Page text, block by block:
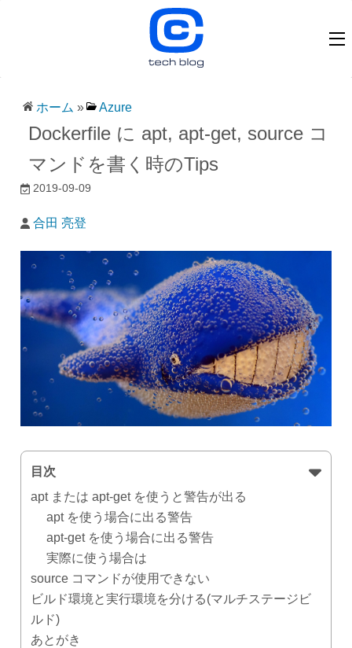
ホーム » Azure
Dockerfile に apt, apt-get, source コ
マンドを書く時のTips
2019-09-09
合田 亮登
目次
apt または apt-get を使うと警告が出る
apt を使う場合に出る警告
apt-get を使う場合に出る警告
実際に使う場合は
source コマンドが使用できない
ビルド環境と実行環境を分ける(マルチステージビ
ルド)
あとがき